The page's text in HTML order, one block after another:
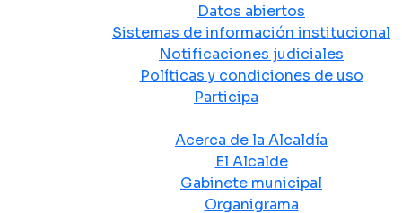
Datos abiertos
Sistemas de información institucional
Notificaciones judiciales
Políticas y condiciones de uso
Participa
Acerca de la Alcaldía
El Alcalde
Gabinete municipal
Organigrama